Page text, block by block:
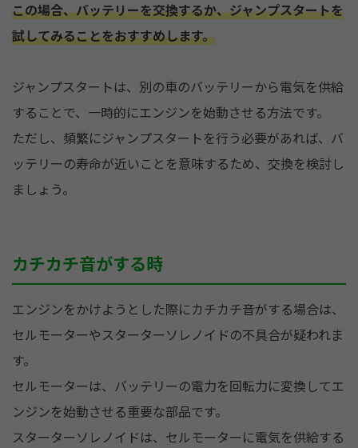
この場合、バッテリーを交換するか、ジャンプスタートを
試してみることをおすすめします。
ジャンプスタートは、別の車のバッテリーから電気を供給
することで、一時的にエンジンを始動させる方法です。
ただし、頻繁にジャンプスタートを行う必要があれば、バ
ッテリーの寿命が近いことを意味するため、交換を検討し
ましょう。
カチカチ音がする時
エンジンをかけようとした際にカチカチ音がする場合は、
セルモーターやスターターソレノイドの不具合が疑われま
す。
セルモーターは、バッテリーの電力を回転力に変換してエ
ンジンを始動させる重要な部品です。
スターターソレノイドは、セルモーターに電気を供給する